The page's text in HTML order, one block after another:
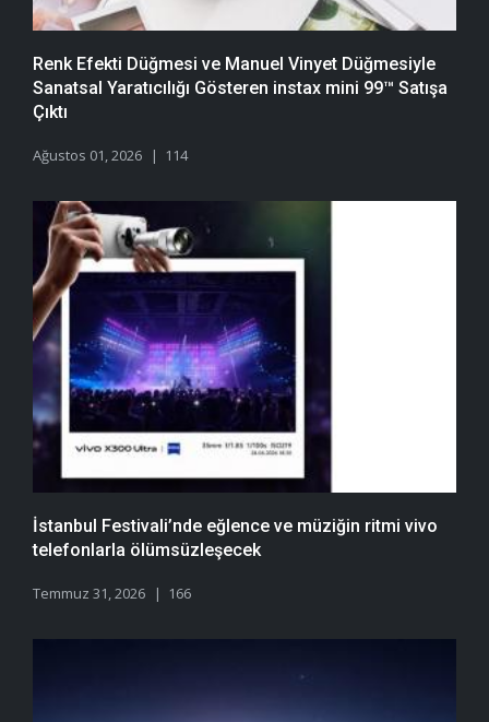
Renk Efekti Düğmesi ve Manuel Vinyet Düğmesiyle
Sanatsal Yaratıcılığı Gösteren instax mini 99™ Satışa
Çıktı
Ağustos 01, 2026 114
İstanbul Festivali’nde eğlence ve müziğin ritmi vivo
telefonlarla ölümsüzleşecek
Temmuz 31, 2026 166